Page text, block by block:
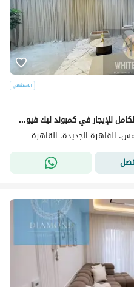
شقه تشطيب سوبر لوكس مفروشه بالكامل للإيجار في كمبوند ليك فيو ريزيدنس في قلب القاهرة الجديدة قريب من البحيرات و المول و المطاعم و ميفيدا وسوديك فيليت .
القاهرة الجديدة، القاهرة